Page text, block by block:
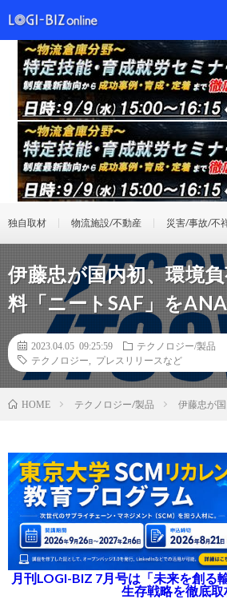
独自取材 物流施設/不動産 災害/事故/不
伊藤忠が国内初、環境
料「ニートSAF」を
2023.04.05 09:25:59
テクノロジー/製品
テクノロジー
プレスリリースなど
HOME テクノロジー/製品 伊藤忠が
月刊LOGI-BIZ 7月号は「未来を創る
生存戦略を徹底取